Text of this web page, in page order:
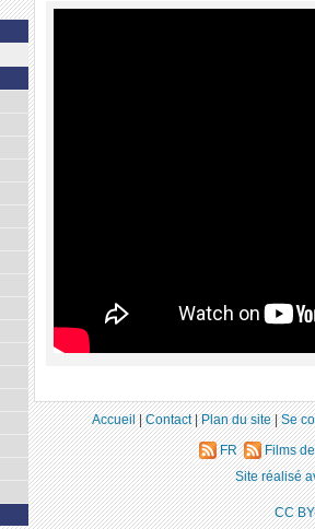
Accueil|Contact|Plan du site|Se
FR
Films
Site réalisé
CC